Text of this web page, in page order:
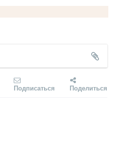
Подписаться Поделиться